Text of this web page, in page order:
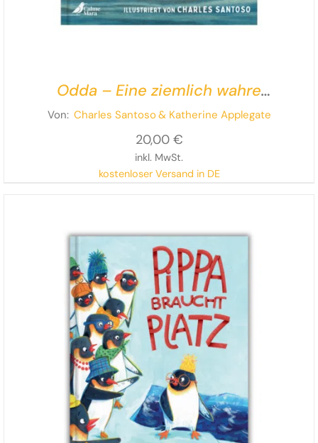
Odda – Eine ziemlich wahre
Ottergeschichte
Von: Charles Santoso& Katherine Applegate
20,00 €
inkl. MwSt.
kostenloser Versand in DE